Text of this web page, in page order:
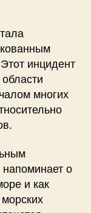
инцидент
многих
о
и как